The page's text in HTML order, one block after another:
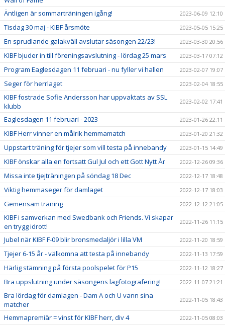
Äntligen är sommarträningen igång! 2023-06-09 12:10
Tisdag 30 maj - KIBF årsmöte 2023-05-05 15:25
En sprudlande galakväll avslutar säsongen 22/23! 2023-03-30 20:56
KIBF bjuder in till föreningsavslutning - lördag 25 mars 2023-03-17 07:12
Program Eaglesdagen 11 februari - nu fyller vi hallen 2023-02-07 19:07
Seger för herrlaget 2023-02-04 18:55
KIBF fostrade Sofie Andersson har uppvaktats av SSL
klubb
2023-02-02 17:41
Eaglesdagen 11 februari - 2023 2023-01-26 22:11
KIBF Herr vinner en målrik hemmamatch 2023-01-20 21:32
Uppstart träning för tjejer som vill testa på innebandy 2023-01-15 14:49
KIBF önskar alla en fortsatt Gul Jul och ett Gott Nytt År 2022-12-26 09:36
Missa inte tjejträningen på söndag 18 Dec 2022-12-17 18:48
Viktig hemmaseger för damlaget 2022-12-17 18:03
Gemensam träning 2022-12-12 21:05
KIBF i samverkan med Swedbank och Friends. Vi skapar
en trygg idrott!
2022-11-26 11:15
Jubel när KIBF F-09 blir bronsmedaljör i lilla VM 2022-11-20 18:59
Tjejer 6-15 år - välkomna att testa på innebandy 2022-11-13 17:59
Härlig stämning på första poolspelet för P15 2022-11-12 18:27
Bra uppslutning under säsongens lagfotografering! 2022-11-07 21:21
Bra lördag för damlagen - Dam A och U vann sina
matcher
2022-11-05 18:43
Hemmapremiär = vinst för KIBF herr, div 4 2022-11-05 08:03